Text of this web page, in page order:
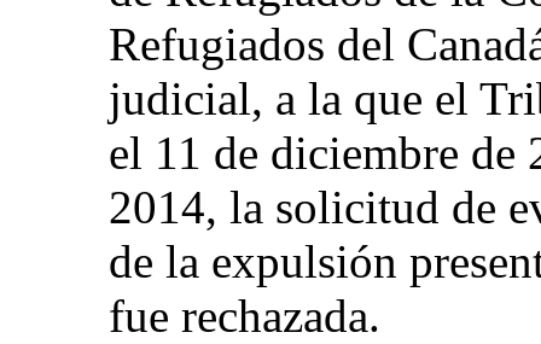
Refugiados del
judicial, a la que el
el 11 de diciembre de
2014, la solicitud de
de la expulsión
fue rechazada.